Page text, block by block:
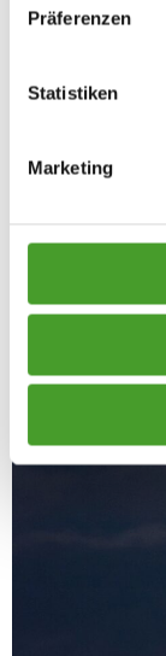
Präferenzen
Statistiken
Marketing